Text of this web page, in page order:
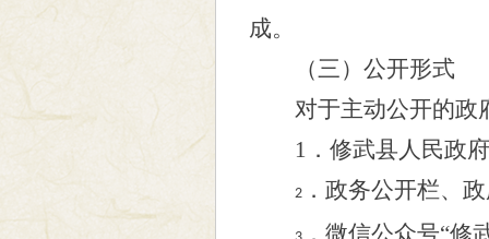
成。
（三）公开形式
对于主动公开的政
1 ．修武县人民政
2 ．政务公开栏、
．微信公众号“修